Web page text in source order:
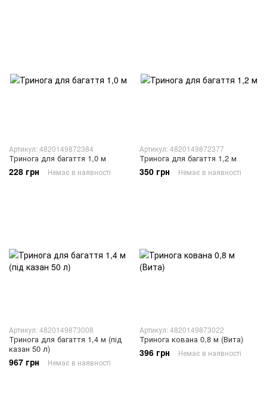
Артикул: 4820149872384
Тринога для багаття 1,0 м
228 грн Немає в наявності
Артикул: 4820149872377
Тринога для багаття 1,2 м
350 грн Немає в наявності
Артикул: 4820149873008
Тринога для багаття 1,4 м (під
казан 50 л)
967 грн Немає в наявності
Артикул: 4820149873022
Тринога кована 0,8 м (Вита)
396 грн Немає в наявності